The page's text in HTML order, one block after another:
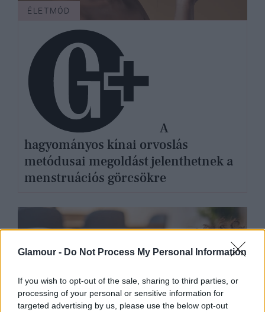
Glamour - Do Not Process My Personal Information
If you wish to opt-out of the sale, sharing to third parties, or
processing of your personal or sensitive information for
targeted advertising by us, please use the below opt-out
ÉLETMÓD
A
hagyományos kínai orvoslás
metódusai megoldást jelenthetnek a
menstruációs görcsökre